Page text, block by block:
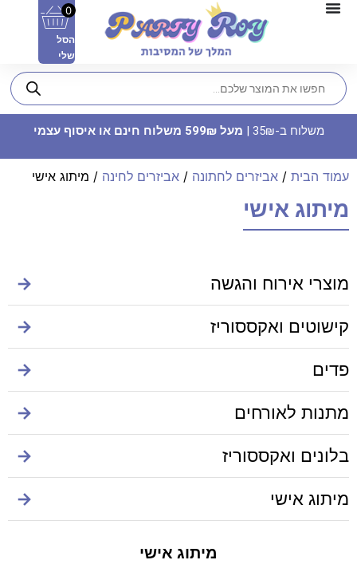
+
ADD
0
הסל
שלי
משלוח ב-35₪ | מעל 599₪ משלוח חינם או איסוף עצמי
עמוד הבית / אביזרים לחתונה / אביזרים לחינה / מיתוג אישי
מיתוג אישי
מוצרי אירוח והגשה →
קישוטים ואקססוריז →
פדים →
מתנות לאורחים →
בלונים ואקססוריז →
מיתוג אישי →
מיתוג אישי